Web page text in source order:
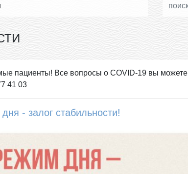
пациенты! Все вопросы о COVID-19 вы можете
41 03
- залог стабильности!